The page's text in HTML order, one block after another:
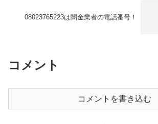
08023765223は闇金業者の電話番号！
コメント
コメントを書き込む